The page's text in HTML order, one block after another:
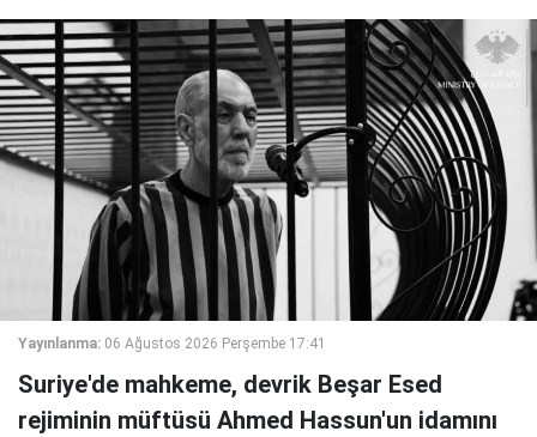
Yayınlanma: 06 Ağustos 2026 Perşembe 17:41
Suriye'de mahkeme, devrik Beşar Esed
rejiminin müftüsü Ahmed Hassun'un idamını